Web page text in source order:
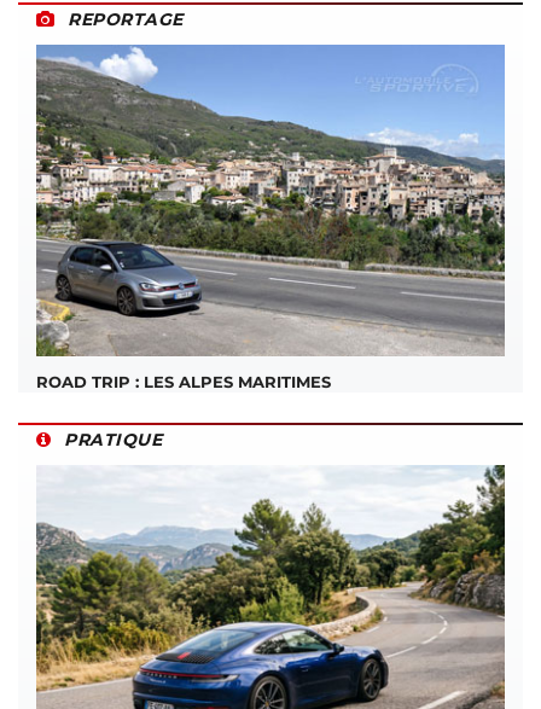
REPORTAGE
ROAD TRIP : LES ALPES MARITIMES
PRATIQUE